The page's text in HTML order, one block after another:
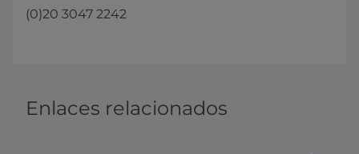
(0)20 3047 2242​​
Enlaces relacionados